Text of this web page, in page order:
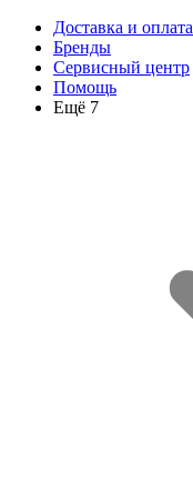
Доставка и оплата
Бренды
Сервисный центр
Помощь
Ещё 7